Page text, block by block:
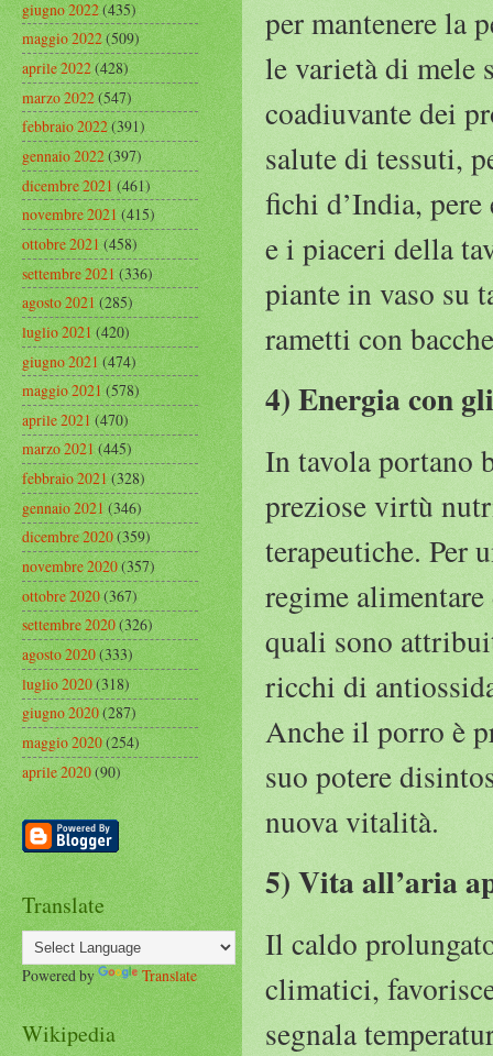
per mantenere la
le varietà di mele
coadiuvante dei
salute di tessuti,
fichi d’India,
e i piaceri della
piante in vaso su
rametti con
4) Energia con
In tavola portano
preziose virtù
terapeutiche. Per
regime
quali sono
ricchi di
Anche il porro è
suo potere
nuova vitalità.
5) Vita all’aria
Il caldo
climatici,
segnala
giugno 2022(435)
maggio 2022(509)
aprile 2022(428)
marzo 2022(547)
febbraio 2022(391)
gennaio 2022(397)
dicembre 2021(461)
novembre 2021(415)
ottobre 2021(458)
settembre 2021(336)
agosto 2021(285)
luglio 2021(420)
giugno 2021(474)
maggio 2021(578)
aprile 2021(470)
marzo 2021(445)
febbraio 2021(328)
gennaio 2021(346)
dicembre 2020(359)
novembre 2020(357)
ottobre 2020(367)
settembre 2020(326)
agosto 2020(333)
luglio 2020(318)
giugno 2020(287)
maggio 2020(254)
aprile 2020(90)
Translate
Powered by Translate
Wikipedia